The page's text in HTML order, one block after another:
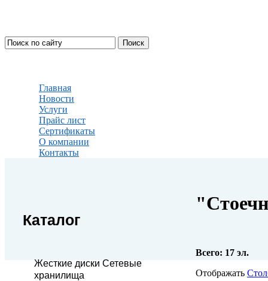
Главная
Новости
Услуги
Прайс лист
Сертификаты
О компании
Контакты
Каталог
Жесткие диски Сетевые
хранилища
Всего: 17 эл.
Отображать